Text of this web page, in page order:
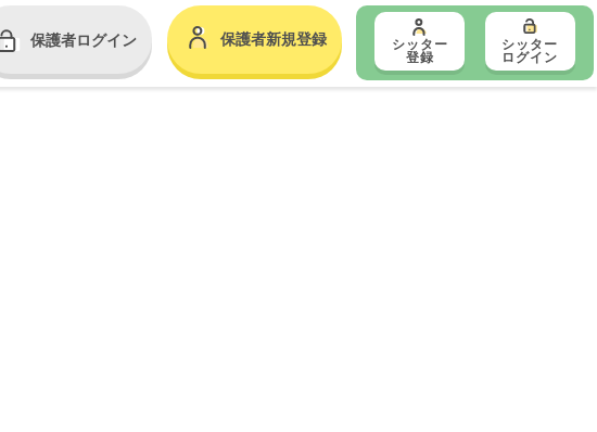
保護者ログイン 保護者新規登録
シッター
登録
シッター
ログイン